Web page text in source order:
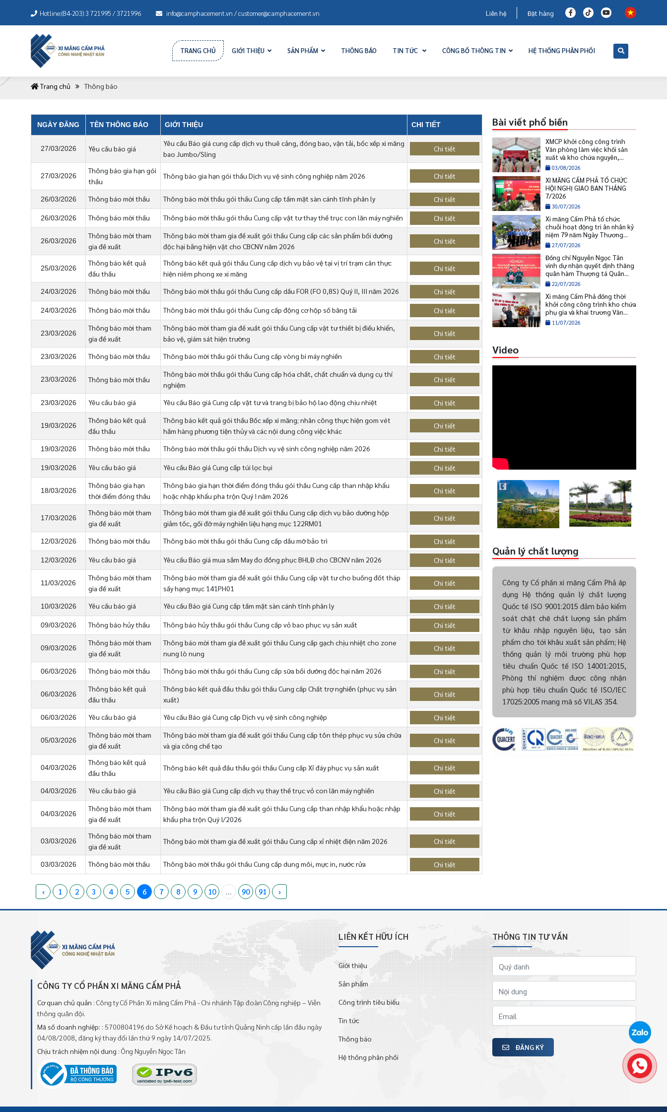
Hotline:(84-203) 3 721995 / 3721996 info@camphacement.vn / customer@camphacement.vn Liên hệ Đặt hàng
TRANG CHỦ GIỚI THIỆU SẢN PHẨM THÔNG BÁO TIN TỨC CÔNG BỐ THÔNG TIN HỆ THỐNG PHÂN PHỐI
Trang chủ Thông báo
NGÀY ĐĂNG TÊN THÔNG BÁO GIỚI THIỆU CHI TIẾT
27/03/2026 Yêu cầu báo giá
Yêu cầu Báo giá cung cấp dịch vụ thuê cảng, đóng bao, vận tải, bốc xếp xi măng
bao Jumbo/Sling
Chi tiết
27/03/2026
Thông báo gia hạn gói
thầu
Thông báo gia hạn gói thầu Dịch vụ vệ sinh công nghiệp năm 2026 Chi tiết
26/03/2026 Thông báo mời thầu Thông báo mời thầu gói thầu Cung cấp tấm mặt sàn cánh tĩnh phân ly Chi tiết
26/03/2026 Thông báo mời thầu Thông báo mời thầu gói thầu Cung cấp vật tư thay thế trục con lăn máy nghiền Chi tiết
26/03/2026
Thông báo mời tham
gia đề xuất
Thông báo mời tham gia đề xuất gói thầu Cung cấp các sản phẩm bồi dưỡng
độc hại bằng hiện vật cho CBCNV năm 2026
Chi tiết
25/03/2026
Thông báo kết quả
đấu thầu
Thông báo kết quả gói thầu Cung cấp dịch vụ bảo vệ tại vị trí trạm cân thực
hiện niêm phong xe xi măng
Chi tiết
24/03/2026 Thông báo mời thầu Thông báo mời thầu gói thầu Cung cấp dầu FOR (FO 0,8S) Quý II, III năm 2026 Chi tiết
24/03/2026 Thông báo mời thầu Thông báo mời thầu gói thầu Cung cấp động cơ hộp số băng tải Chi tiết
23/03/2026
Thông báo mời tham
gia đề xuất
Thông báo mời tham gia đề xuất gói thầu Cung cấp vật tư thiết bị điều khiển,
bảo vệ, giám sát hiện trường
Chi tiết
23/03/2026 Thông báo mời thầu Thông báo mời thầu gói thầu Cung cấp vòng bi máy nghiền Chi tiết
23/03/2026 Thông báo mời thầu
Thông báo mời thầu gói thầu Cung cấp hóa chất, chất chuẩn và dụng cụ thí
nghiệm
Chi tiết
23/03/2026 Yêu cầu báo giá Yêu cầu Báo giá Cung cấp vật tư và trang bị bảo hộ lao động chịu nhiệt Chi tiết
19/03/2026
Thông báo kết quả
đấu thầu
Thông báo kết quả gói thầu Bốc xếp xi măng; nhân công thực hiện gom vét
hầm hàng phương tiện thủy và các nội dung công việc khác
Chi tiết
19/03/2026 Thông báo mời thầu Thông báo mời thầu gói thầu Dịch vụ vệ sinh công nghiệp năm 2026 Chi tiết
19/03/2026 Yêu cầu báo giá Yêu cầu Báo giá Cung cấp túi lọc bụi Chi tiết
18/03/2026
Thông báo gia hạn
thời điểm đóng thầu
Thông báo gia hạn thời điểm đóng thầu gói thầu Cung cấp than nhập khẩu
hoặc nhập khẩu pha trộn Quý I năm 2026
Chi tiết
17/03/2026
Thông báo mời tham
gia đề xuất
Thông báo mời tham gia đề xuất gói thầu Cung cấp dịch vụ bảo dưỡng hộp
giảm tốc, gối đỡ máy nghiền liệu hạng mục 122RM01
Chi tiết
12/03/2026 Thông báo mời thầu Thông báo mời thầu gói thầu Cung cấp dầu mỡ bảo trì Chi tiết
12/03/2026 Yêu cầu báo giá Yêu cầu Báo giá mua sắm May đo đồng phục BHLĐ cho CBCNV năm 2026 Chi tiết
11/03/2026
Thông báo mời tham
gia đề xuất
Thông báo mời tham gia đề xuất gói thầu Cung cấp vật tư cho buồng đốt tháp
sấy hạng mục 141PH01
Chi tiết
10/03/2026 Yêu cầu báo giá Yêu cầu Báo giá Cung cấp tấm mặt sàn cánh tĩnh phân ly Chi tiết
09/03/2026 Thông báo hủy thầu Thông báo hủy thầu gói thầu Cung cấp vỏ bao phục vụ sản xuất Chi tiết
09/03/2026
Thông báo mời tham
gia đề xuất
Thông báo mời tham gia đề xuất gói thầu Cung cấp gạch chịu nhiệt cho zone
nung lò nung
Chi tiết
06/03/2026 Thông báo mời thầu Thông báo mời thầu gói thầu Cung cấp sữa bồi dưỡng độc hại năm 2026 Chi tiết
06/03/2026
Thông báo kết quả
đầu thầu
Thông báo kết quả đầu thầu gói thầu Cung cấp Chất trợ nghiền (phục vụ sản
xuất)
Chi tiết
06/03/2026 Yêu cầu báo giá Yêu cầu Báo giá Cung cấp Dịch vụ vệ sinh công nghiệp Chi tiết
05/03/2026
Thông báo mời tham
gia đề xuất
Thông báo mời tham gia đề xuất gói thầu Cung cấp tôn thép phục vụ sửa chữa
và gia công chế tạo
Chi tiết
04/03/2026
Thông báo kết quả
đầu thầu
Thông báo kết quả đầu thầu gói thầu Cung cấp Xỉ đáy phục vụ sản xuất Chi tiết
04/03/2026 Yêu cầu báo giá Yêu cầu Báo giá Cung cấp dịch vụ thay thế trục vỏ con lăn máy nghiền Chi tiết
04/03/2026
Thông báo mời tham
gia đề xuất
Thông báo mời tham gia đề xuất gói thầu Cung cấp than nhập khẩu hoặc nhập
khẩu pha trộn Quý I/2026
Chi tiết
03/03/2026
Thông báo mời tham
gia đề xuất
Thông báo mời tham gia đề xuất gói thầu Cung cấp xỉ nhiệt điện năm 2026 Chi tiết
03/03/2026 Thông báo mời thầu Thông báo mời thầu gói thầu Cung cấp dung môi, mực in, nước rửa Chi tiết
‹ 1 2 3 4 5 6 7 8 9 10 ... 90 91 ›
Bài viết phổ biến
XMCP khởi công công trình
Văn phòng làm việc khối sản
xuất và kho chứa nguyên,
nhiên liệu
03/08/2026
XI MĂNG CẨM PHẢ TỔ CHỨC
HỘI NGHỊ GIAO BAN THÁNG
7/2026
30/07/2026
Xi măng Cẩm Phả tổ chức
chuỗi hoạt động tri ân nhân kỷ
niệm 79 năm Ngày Thương
binh - Liệt sĩ
27/07/2026
Đồng chí Nguyễn Ngọc Tân
vinh dự nhận quyết định thăng
quân hàm Thượng tá Quân
nhân chuyên nghiệp
22/07/2026
Xi măng Cẩm Phả đồng thời
khởi công công trình kho chứa
phụ gia và khai trương Văn
phòng Hà Nội
11/07/2026
Video
Quản lý chất lượng
Công ty Cổ phần xi măng Cẩm Phả áp
dụng Hệ thống quản lý chất lượng
Quốc tế ISO 9001:2015 đảm bảo kiểm
soát chặt chẽ chất lượng sản phẩm
từ khâu nhập nguyên liệu, tạo sản
phẩm cho tới khâu xuất sản phẩm; Hệ
thống quản lý môi trường phù hợp
tiêu chuẩn Quốc tế ISO 14001:2015,
Phòng thí nghiệm được công nhận
phù hợp tiêu chuẩn Quốc tế ISO/IEC
17025:2005 mang mã số VILAS 354.
CÔNG TY CỔ PHẦN XI MĂNG CẨM PHẢ
Cơ quan chủ quản : Công ty Cổ Phần Xi măng Cẩm Phả - Chi nhánh Tập đoàn Công nghiệp – Viễn
thông quân đội.
Mã số doanh nghiệp: : 5700804196 do Sở Kế hoạch & Đầu tư tỉnh Quảng Ninh cấp lần đầu ngày
04/08/2008, đăng ký thay đổi lần thứ 9 ngày 14/07/2025.
Chịu trách nhiệm nội dung : Ông Nguyễn Ngọc Tân
LIÊN KẾT HỮU ÍCH
Giới thiệu
Sản phẩm
Công trình tiêu biểu
Tin tức
Thông báo
Hệ thống phân phối
THÔNG TIN TƯ VẤN
ĐĂNG KÝ